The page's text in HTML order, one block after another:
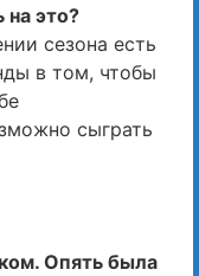
это?
сезона есть
в том, чтобы
сыграть
Опять была